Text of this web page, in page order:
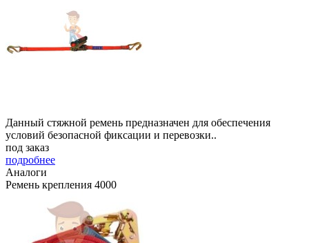
Данный стяжной ремень предназначен для обеспечения
условий безопасной фиксации и перевозки..
под заказ
подробнее
Аналоги
Ремень крепления 4000